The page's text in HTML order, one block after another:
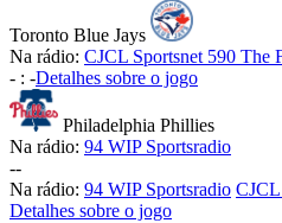
Toronto Blue Jays
Na rádio: CJCL Sportsnet 590 The
- : -Detalhes sobre o jogo
Philadelphia Phillies
Na rádio: 94 WIP Sportsradio
--
Na rádio: 94 WIP Sportsradio
Detalhes sobre o jogo